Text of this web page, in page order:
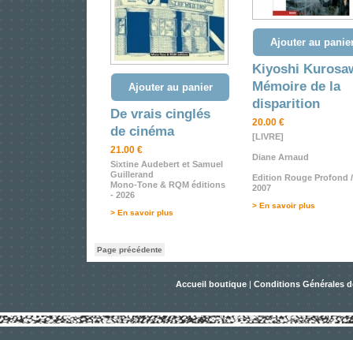
Ajouter au panier
De vrais cinglés
de cinéma
21.00 €
Sixtine Audebert et Samuel
Guillerand
Mono-Tone & RQM éditions
- 2026
> En savoir plus
Ajouter au
Kiyoshi
Mémoire de la
disparition
20.00 €
[LIVRE]
Diane Arnaud
Edition Rouge Profond /
2007
> En savoir plus
Page précédente
Accueil boutique | Conditions Générales